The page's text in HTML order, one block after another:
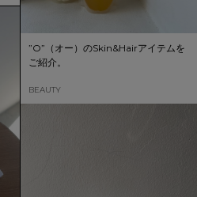
”O”（オー）のSkin&Hairアイテムを
ご紹介。
BEAUTY